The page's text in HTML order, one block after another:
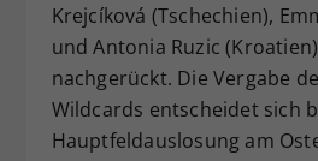
Krejcíková (Tschechien),
und Antonia Ruzic
nachgerückt. Die Vergabe
Wildcards entscheidet sich
Hauptfeldauslosung am